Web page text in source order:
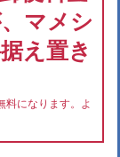
マメシ
え置き
になります。よ